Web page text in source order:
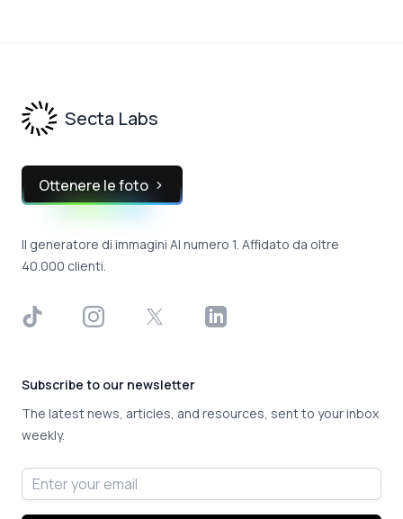
Secta Labs
Ottenere le foto
Il generatore di immagini AI numero 1. Affidato da oltre
40.000 clienti.
TikTok InstagramX LinkedIn
Subscribe to our newsletter
The latest news, articles, and resources, sent to your inbox
weekly.
Email address